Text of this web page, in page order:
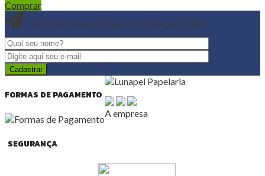
Comprar
Receba nossas ofertas exclusivas por email:
FORMAS DE PAGAMENTO
SEGURANÇA
A empresa